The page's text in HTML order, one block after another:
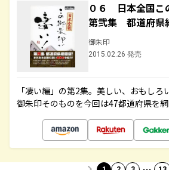
０６ 日本全国こ
第弐集 都道府県
御朱印
2015.02.26 発売
「凄い編」の第2集。美しい、おもしろ
御朱印そのものを今回は47都道府県を網
…